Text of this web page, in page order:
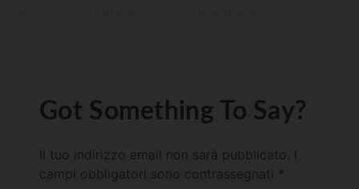
Got Something To Say?
Il tuo indirizzo email non sarà pubblicato.
campi obbligatori sono contrassegnati *